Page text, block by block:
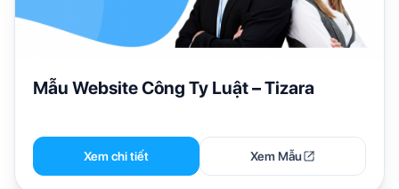
Mẫu Website Công Ty Luật – Tizara
Xem chi tiết Xem Mẫu